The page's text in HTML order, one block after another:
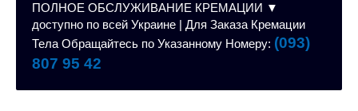
ПОЛНОЕ ОБСЛУЖИВАНИЕ КРЕМАЦИИ ▼
доступно по всей Украине | Для Заказа Кремации
Тела Обращайтесь по Указанному Номеру: (093)
807 95 42